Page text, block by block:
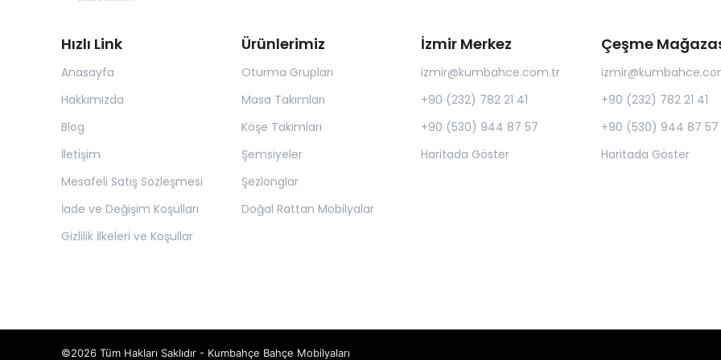
Hızlı Link
Anasayfa
Hakkımızda
Blog
İletişim
Mesafeli Satış Sözleşmesi
İade ve Değişim Koşulları
Gizlilik İlkeleri ve Koşullar
Ürünlerimiz
Oturma Grupları
Masa Takımları
Köşe Takımları
Şemsiyeler
Şezlonglar
Doğal Rattan Mobilyalar
İzmir Merkez
izmir@kumbahce.com.tr
+90 (232) 782 21 41
+90 (530) 944 87 57
Haritada Göster
Çeşme
+90 (232) 782 21 41
+90 (530) 944 87 57
Haritada Göster
©2026 Tüm Hakları Saklıdır - Kumbahçe Bahçe Mobilyaları